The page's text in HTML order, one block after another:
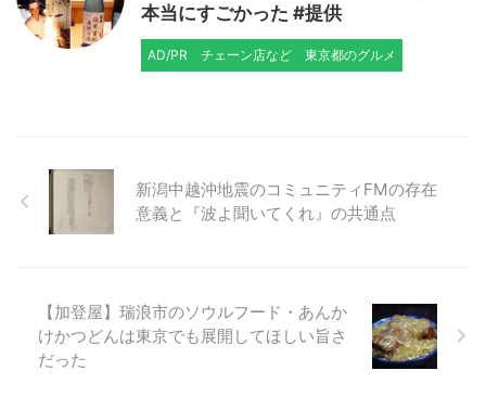
本当にすごかった #提供
AD/PR チェーン店など 東京都のグルメ
新潟中越沖地震のコミュニティFMの存在
意義と『波よ聞いてくれ』の共通点
【加登屋】瑞浪市のソウルフード・あんか
けかつどんは東京でも展開してほしい旨さ
だった